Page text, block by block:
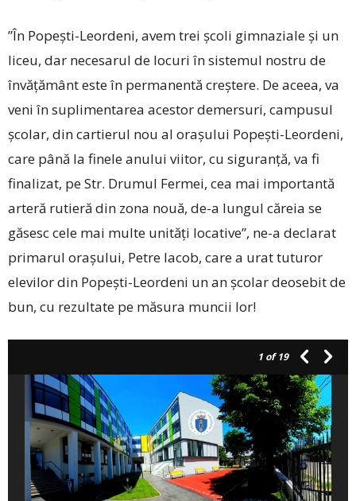
”În Popești-Leordeni, avem trei școli gimnaziale și un
liceu, dar necesarul de locuri în sistemul nostru de
învățământ este în permanentă creștere. De aceea, va
veni în suplimentarea acestor demersuri, campusul
școlar, din cartierul nou al orașului Popești-Leordeni,
care până la finele anului viitor, cu siguranță, va fi
finalizat, pe Str. Drumul Fermei, cea mai importantă
arteră rutieră din zona nouă, de-a lungul căreia se
găsesc cele mai multe unități locative”, ne-a declarat
primarul orașului, Petre Iacob, care a urat tuturor
elevilor din Popești-Leordeni un an școlar deosebit de
bun, cu rezultate pe măsura muncii lor!
1 of 19